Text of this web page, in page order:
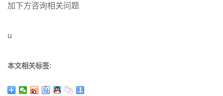
加下方咨询相关问题
u
本文相关标签: